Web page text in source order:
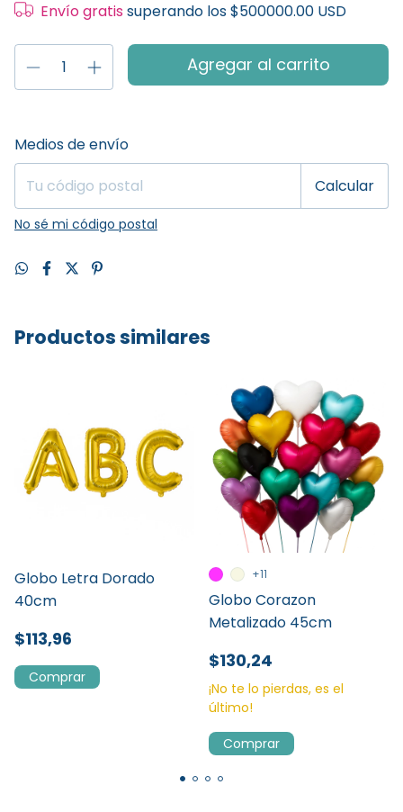
Envío gratis superando los$500000.00 USD
Entregas para el CP:
Medios de envío
Calcular
No sé mi código postal
Productos similares
Globo Letra Dorado
40cm
$113,96
Comprar
Globo Corazon
Metalizado 45cm
$130,24
¡No te lo pierdas, es el
último!
+11
Comprar